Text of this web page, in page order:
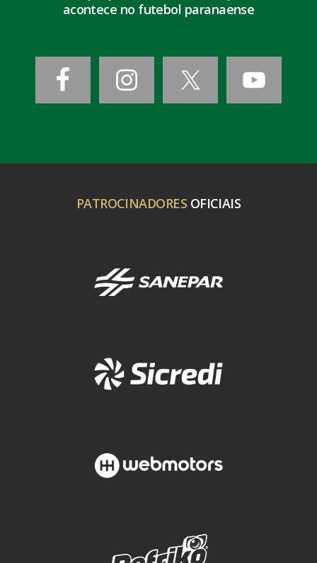
acontece no futebol paranaense
PATROCINADORES OFICIAIS